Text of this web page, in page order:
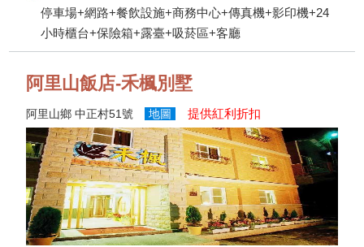
停車場+網路+餐飲設施+商務中心+傳真機+影印機+24
小時櫃台+保險箱+露臺+吸菸區+客廳
阿里山飯店-禾楓別墅
阿里山鄉 中正村51號 地圖 提供紅利折扣